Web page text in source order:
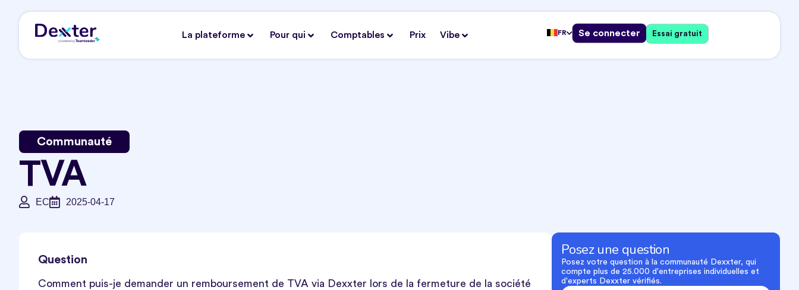
La plateforme Pour qui Comptables Prix Vibe FR Se connecter Essai gratuit
Communauté
TVA
EC 2025-04-17
Question
Comment puis-je demander un remboursement de TVA via Dexxter lors de la fermeture de la société
Posez une question
Posez votre question à la communauté Dexxter, qui
compte plus de 25.000 d'entreprises individuelles et
d'experts Dexxter vérifiés.